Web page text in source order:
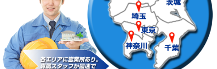
給水管工事※（ライニング鋼管・銅
管・ポリ管・HT管使用/3ｍまで)
44,000円
給水管工事※（ライニング鋼管・銅
管・ポリ管・HT管使用/3ｍ超え)
+8,800円